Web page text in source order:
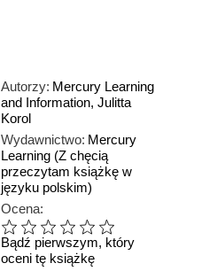
Autorzy: Mercury Learning
and Information, Julitta
Korol
Wydawnictwo: Mercury
Learning (Z chęcią
przeczytam książkę w
języku polskim)
Ocena:
Bądź pierwszym, który
oceni tę książkę